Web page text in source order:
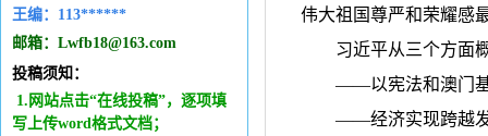
王编： 113******
邮箱： Lwfb18@163.com
投稿须知：
1.网站点击“在线投稿”，逐项填
写上传word格式文档；
伟大祖国尊严和荣耀感
习近平从三个方面概
——以宪法和澳门
——经济实现跨越